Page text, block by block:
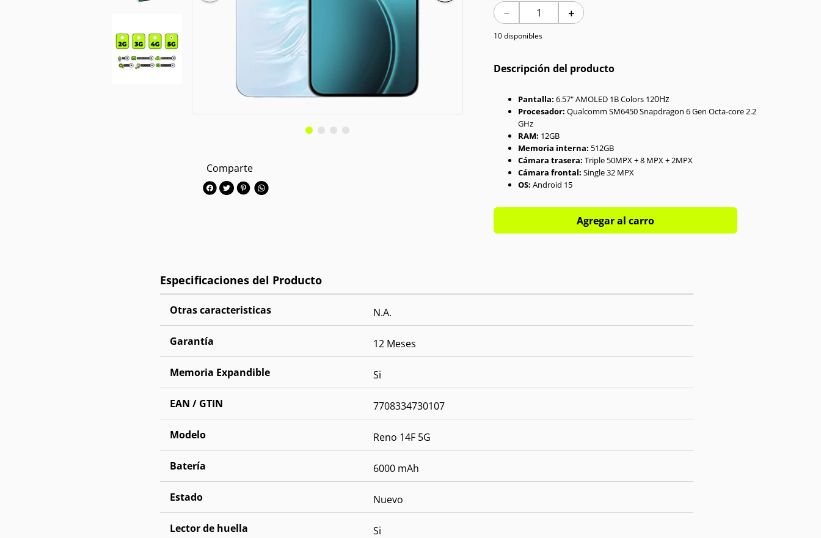
Comparte
＋
－
10 disponibles
Descripción del producto
Pantalla: 6.57" AMOLED 1B Colors 120Hz
Procesador: Qualcomm SM6450 Snapdragon 6 Gen Octa-core 2.2
GHz
RAM: 12GB
Memoria interna: 512GB
Cámara trasera: Triple 50MPX + 8 MPX + 2MPX
Cámara frontal: Single 32 MPX
OS: Android 15
Agregar al carro
Otras caracteristicas N.A.
Garantía 12 Meses
Memoria Expandible Si
EAN / GTIN 7708334730107
Modelo Reno 14F 5G
Batería 6000 mAh
Estado Nuevo
Lector de huella Si